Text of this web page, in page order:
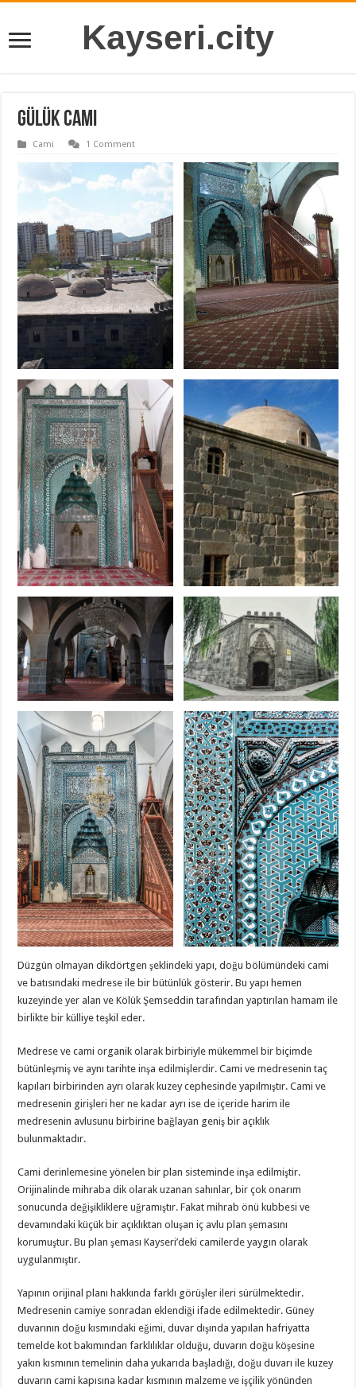
Kayseri.city
Gülük Cami
Cami 1 Comment
Düzgün olmayan dikdörtgen şeklindeki yapı, doğu bölümündeki cami
ve batısındaki medrese ile bir bütünlük gösterir. Bu yapı hemen
kuzeyinde yer alan ve Kölük Şemseddin tarafından yaptırılan hamam ile
birlikte bir külliye teşkil eder.
Medrese ve cami organik olarak birbiriyle mükemmel bir biçimde
bütünleşmiş ve aynı tarihte inşa edilmişlerdir. Cami ve medresenin taç
kapıları birbirinden ayrı olarak kuzey cephesinde yapılmıştır. Cami ve
medresenin girişleri her ne kadar ayrı ise de içeride harim ile
medresenin avlusunu birbirine bağlayan geniş bir açıklık
bulunmaktadır.
Cami derinlemesine yönelen bir plan sisteminde inşa edilmiştir.
Orijinalinde mihraba dik olarak uzanan sahınlar, bir çok onarım
sonucunda değişikliklere uğramıştır. Fakat mihrab önü kubbesi ve
devamındaki küçük bir açıklıktan oluşan iç avlu plan şemasını
korumuştur. Bu plan şeması Kayseri’deki camilerde yaygın olarak
uygulanmıştır.
Yapının orijinal planı hakkında farklı görüşler ileri sürülmektedir.
Medresenin camiye sonradan eklendiği ifade edilmektedir. Güney
duvarının doğu kısmındaki eğimi, duvar dışında yapılan hafriyatta
temelde kot bakımından farklılıklar olduğu, duvarın doğu köşesine
yakın kısmının temelinin daha yukarıda başladığı, doğu duvarı ile kuzey
duvarın cami kapısına kadar kısmının malzeme ve işçilik yönünden